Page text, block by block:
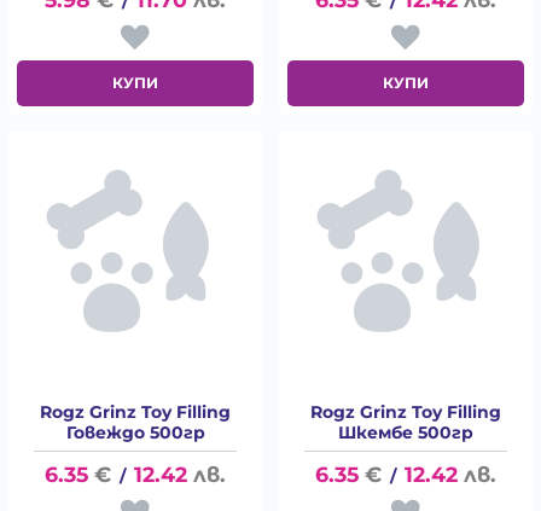
КУПИ КУПИ
Rogz Grinz Toy Filling
Говеждо 500гр
6.35 € / 12.42 лв.
Rogz Grinz Toy Filling
Шкембе 500гр
6.35 € / 12.42 лв.